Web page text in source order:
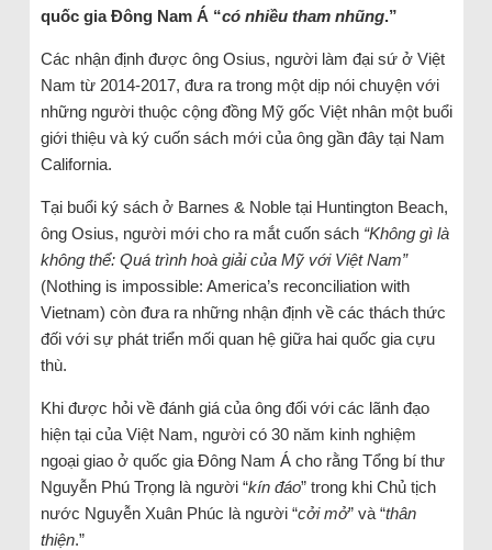
quốc gia Đông Nam Á “có nhiều tham nhũng.”
Các nhận định được ông Osius, người làm đại sứ ở Việt
Nam từ 2014-2017, đưa ra trong một dịp nói chuyện với
những người thuộc cộng đồng Mỹ gốc Việt nhân một buổi
giới thiệu và ký cuốn sách mới của ông gần đây tại Nam
California.
Tại buổi ký sách ở Barnes & Noble tại Huntington Beach,
ông Osius, người mới cho ra mắt cuốn sách “Không gì là
không thể: Quá trình hoà giải của Mỹ với Việt Nam”
(Nothing is impossible: America’s reconciliation with
Vietnam) còn đưa ra những nhận định về các thách thức
đối với sự phát triển mối quan hệ giữa hai quốc gia cựu
thù.
Khi được hỏi về đánh giá của ông đối với các lãnh đạo
hiện tại của Việt Nam, người có 30 năm kinh nghiệm
ngoại giao ở quốc gia Đông Nam Á cho rằng Tổng bí thư
Nguyễn Phú Trọng là người “kín đáo” trong khi Chủ tịch
nước Nguyễn Xuân Phúc là người “cởi mở” và “thân
thiện.”